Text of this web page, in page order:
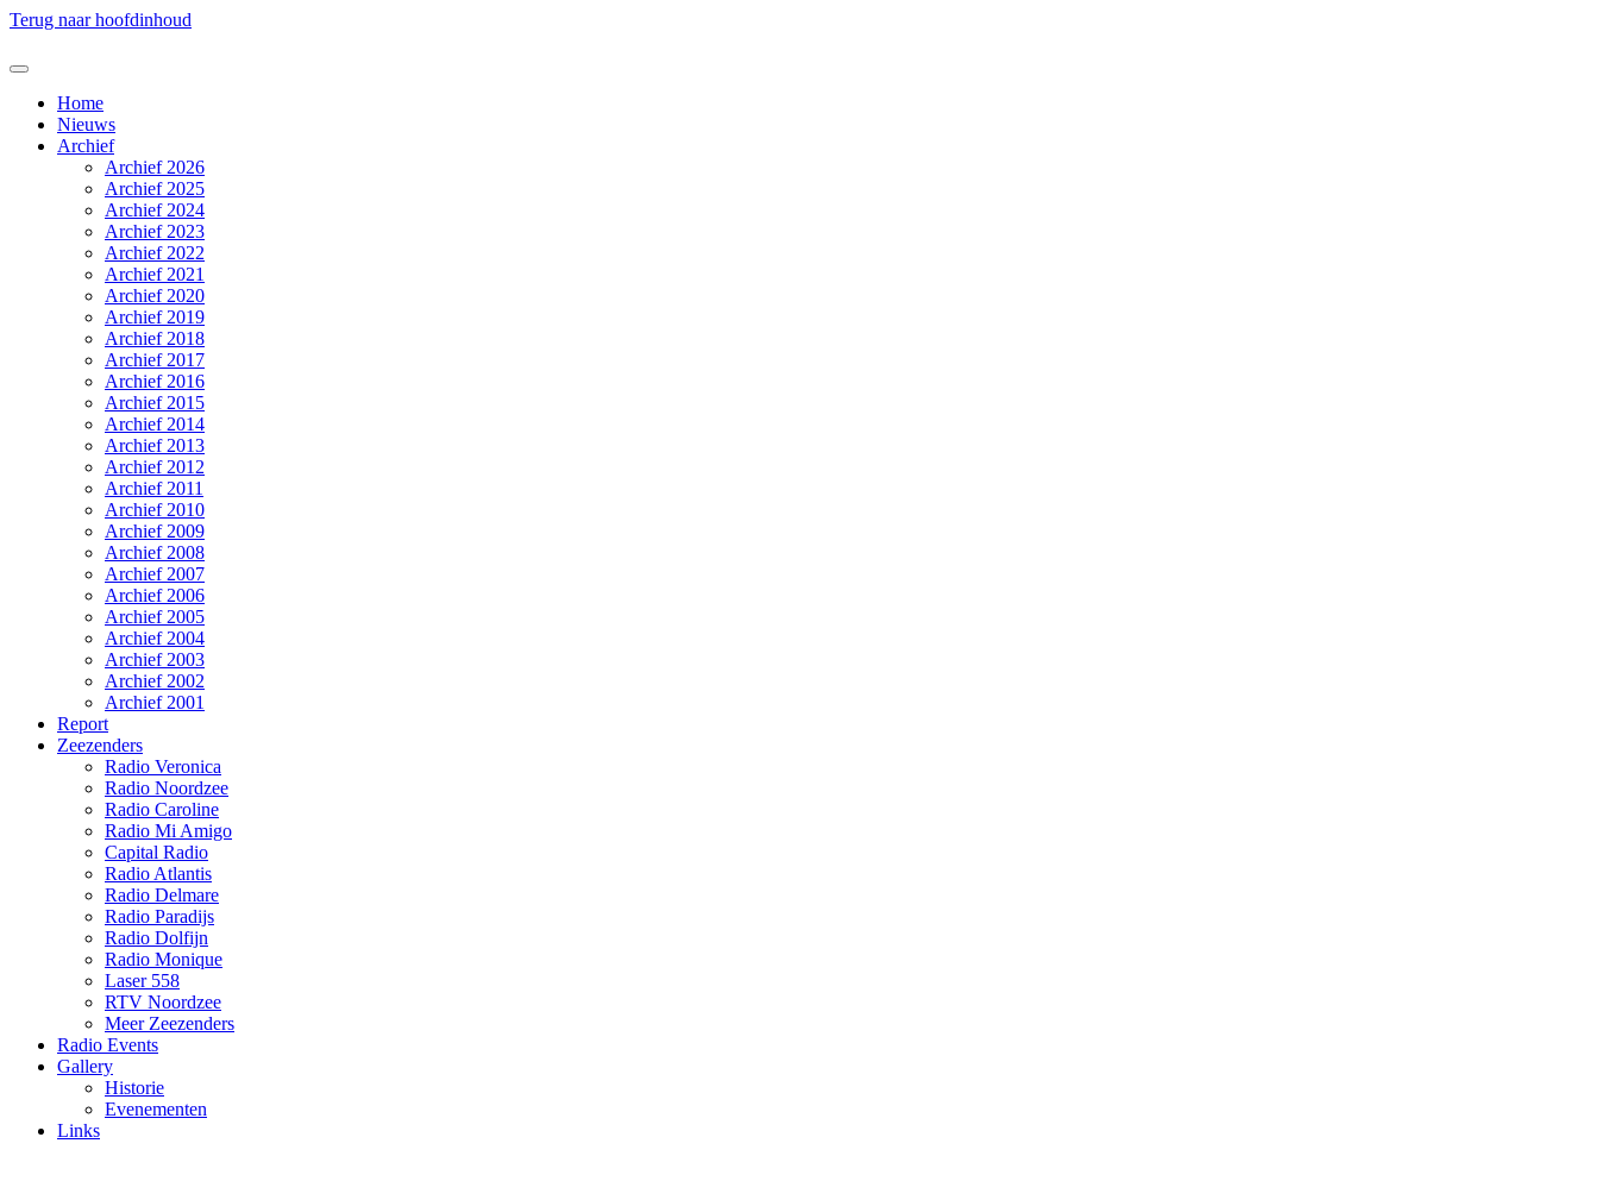
Terug naar hoofdinhoud
Home
Nieuws
Archief
Archief 2026
Archief 2025
Archief 2024
Archief 2023
Archief 2022
Archief 2021
Archief 2020
Archief 2019
Archief 2018
Archief 2017
Archief 2016
Archief 2015
Archief 2014
Archief 2013
Archief 2012
Archief 2011
Archief 2010
Archief 2009
Archief 2008
Archief 2007
Archief 2006
Archief 2005
Archief 2004
Archief 2003
Archief 2002
Archief 2001
Report
Zeezenders
Radio Veronica
Radio Noordzee
Radio Caroline
Radio Mi Amigo
Capital Radio
Radio Atlantis
Radio Delmare
Radio Paradijs
Radio Dolfijn
Radio Monique
Laser 558
RTV Noordzee
Meer Zeezenders
Radio Events
Gallery
Historie
Evenementen
Links